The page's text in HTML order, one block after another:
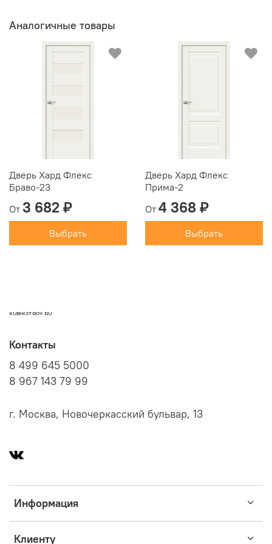
Аналогичные товары
Дверь Хард Флекс
Браво-23
От 3 682 ₽
Выбрать
Дверь Хард Флекс
Прима-2
От 4 368 ₽
Выбрать
KUBIKSTROY.RU
Информация
Клиенту
Контакты
8 499 645 5000
8 967 143 79 99
г. Москва, Новочеркасский бульвар, 13